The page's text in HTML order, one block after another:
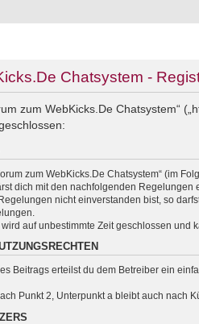
Chatsystem -
zum WebKicks.De Chatsystem“
zum WebKicks.De Chatsystem“ (im
dich mit den nachfolgenden Regelungen
nicht einverstanden bist, so
auf unbestimmte Zeit geschlossen
Beitrags erteilst du dem Betreiber ein
Punkt 2, Unterpunkt a bleibt auch nach